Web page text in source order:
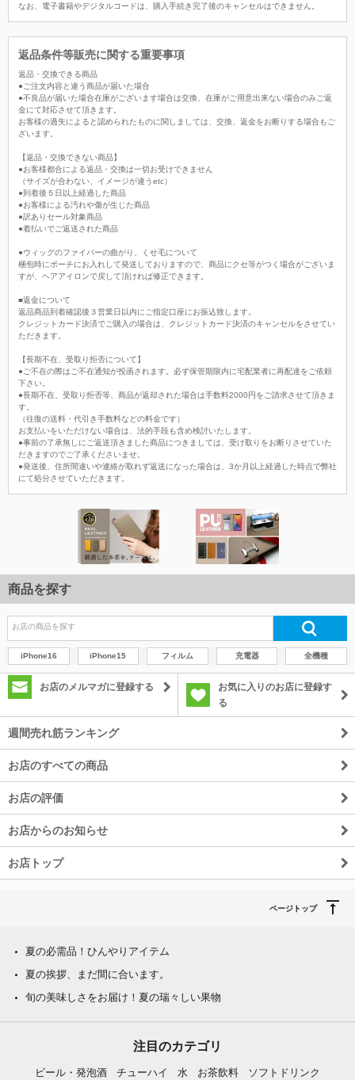
なお、電子書籍やデジタルコードは、購入手続き完了後のキャンセルはできません。
返品条件等販売に関する重要事項
返品・交換できる商品
●ご注文内容と違う商品が届いた場合
●不良品が届いた場合在庫がございます場合は交換、在庫がご用意出来ない場合のみご返
金にて対応させて頂きます。
お客様の過失によると認められたものに関しましては、交換、返金をお断りする場合もご
ざいます。
【返品・交換できない商品】
●お客様都合による返品・交換は一切お受けできません
（サイズが合わない、イメージが違うetc）
●到着後５日以上経過した商品
●お客様による汚れや傷が生じた商品
●訳ありセール対象商品
●着払いでご返送された商品
●ウィッグのファイバーの曲がり、くせ毛について
梱包時にポーチにお入れして発送しておりますので、商品にクセ等がつく場合がございま
すが、ヘアアイロンで戻して頂ければ修正できます。
■返金について
返品商品到着確認後３営業日以内にご指定口座にお振込致します。
クレジットカード決済でご購入の場合は、クレジットカード決済のキャンセルをさせてい
ただきます。
【長期不在、受取り拒否について】
●ご不在の際はご不在通知が投函されます。必ず保管期限内に宅配業者に再配達をご依頼
下さい。
●長期不在、受取り拒否等、商品が返却された場合は手数料2000円をご請求させて頂きま
す。
（往復の送料・代引き手数料などの料金です）
お支払いをいただけない場合は、法的手段も含め検討いたします。
●事前の了承無しにご返送頂きました商品につきましては、受け取りをお断りさせていた
だきますのでご了承くださいませ。
●発送後、住所間違いや連絡が取れず返送になった場合は、3か月以上経過した時点で弊社
にて処分させていただきます。
商品を探す
iPhone16 iPhone15 フィルム 充電器 全機種
お店のメルマガに登録する
お気に入りのお店に登録す
る
週間売れ筋ランキング
お店のすべての商品
お店の評価
お店からのお知らせ
お店トップ
ページトップ
夏の必需品！ひんやりアイテム
夏の挨拶、まだ間に合います。
旬の美味しさをお届け！夏の瑞々しい果物
注目のカテゴリ
ビール・発泡酒 チューハイ 水 お茶飲料 ソフトドリンク